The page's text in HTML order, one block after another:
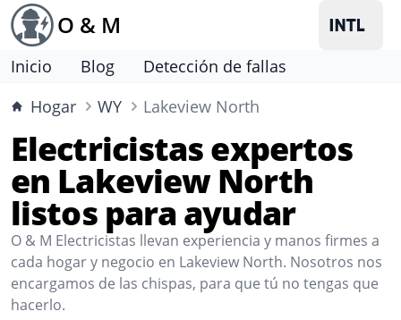
O & M
Inicio Blog
Detección de fallas
Hogar
WY Lakeview North
Electricistas expertos
en Lakeview North
listos para ayudar
O & M Electricistas llevan experiencia y manos firmes a
cada hogar y negocio en Lakeview North. Nosotros nos
encargamos de las chispas, para que tú no tengas que
hacerlo.